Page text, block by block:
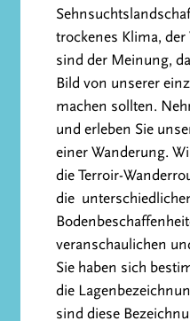
trockenes Klima,
sind der Meinung,
Bild von unserer
machen sollten.
und erleben Sie
einer Wanderung.
die Terroir-
die
veranschaulichen
Sie haben sich
die
sind diese